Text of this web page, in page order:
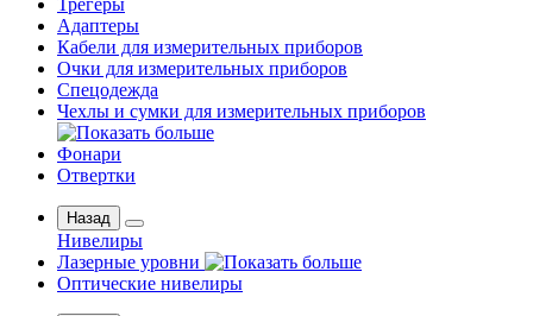
Трегеры
Адаптеры
Кабели для измерительных приборов
Очки для измерительных приборов
Спецодежда
Чехлы и сумки для измерительных приборов
Фонари
Отвертки
Назад
Нивелиры
Лазерные уровни
Оптические нивелиры